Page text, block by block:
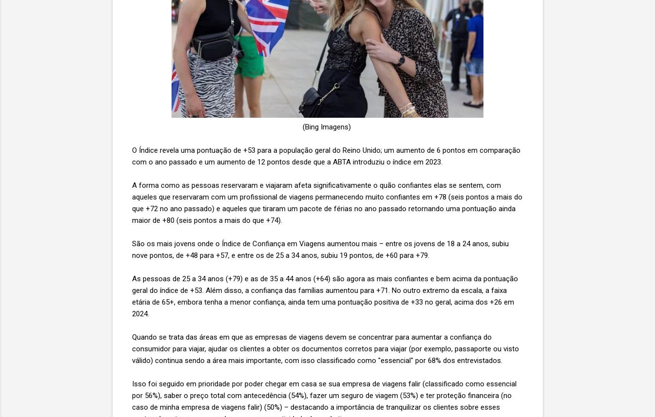
(Bing Imagens)
O Índice revela uma pontuação de +53 para a população geral do Reino Unido; um aumento de 6 pontos em comparação
com o ano passado e um aumento de 12 pontos desde que a ABTA introduziu o índice em 2023.
A forma como as pessoas reservaram e viajaram afeta significativamente o quão confiantes elas se sentem, com
aqueles que reservaram com um profissional de viagens permanecendo muito confiantes em +78 (seis pontos a mais do
que +72 no ano passado) e aqueles que tiraram um pacote de férias no ano passado retornando uma pontuação ainda
maior de +80 (seis pontos a mais do que +74).
São os mais jovens onde o Índice de Confiança em Viagens aumentou mais – entre os jovens de 18 a 24 anos, subiu
nove pontos, de +48 para +57, e entre os de 25 a 34 anos, subiu 19 pontos, de +60 para +79.
As pessoas de 25 a 34 anos (+79) e as de 35 a 44 anos (+64) são agora as mais confiantes e bem acima da pontuação
geral do índice de +53. Além disso, a confiança das famílias aumentou para +71. No outro extremo da escala, a faixa
etária de 65+, embora tenha a menor confiança, ainda tem uma pontuação positiva de +33 no geral, acima dos +26 em
2024.
Quando se trata das áreas em que as empresas de viagens devem se concentrar para aumentar a confiança do
consumidor para viajar, ajudar os clientes a obter os documentos corretos para viajar (por exemplo, passaporte ou visto
válido) continua sendo a área mais importante, com isso classificado como "essencial" por 68% dos entrevistados.
Isso foi seguido em prioridade por poder chegar em casa se sua empresa de viagens falir (classificado como essencial
por 56%), saber o preço total com antecedência (54%), fazer um seguro de viagem (53%) e ter proteção financeira (no
caso de minha empresa de viagens falir) (50%) – destacando a importância de tranquilizar os clientes sobre esses